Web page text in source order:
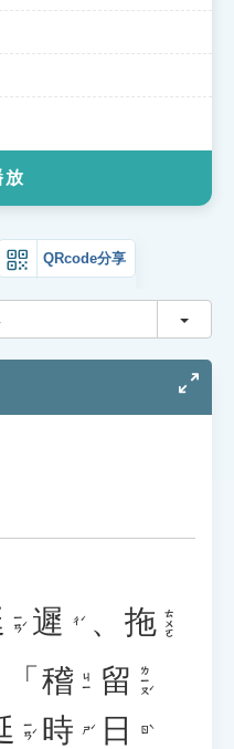
放
QRcode分享
切換
ㄧㄢˊ 遲 ㄔˊ 、 拖 ㄊㄨㄛ
「 稽 ㄐㄧ 留 ㄌㄧㄡˊ
ㄧㄢˊ 時 ㄕˊ 日 ㄖˋ